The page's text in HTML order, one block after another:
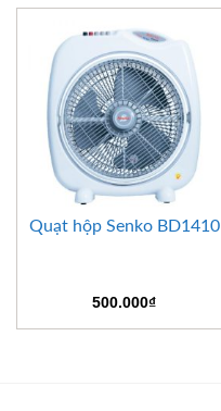
Quạt hộp Senko BD1410
500.000₫